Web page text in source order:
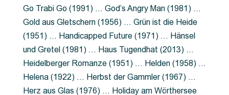
Go Trabi Go (1991) … God’s Angry Man (1981) …
Gold aus Gletschern (1956) … Grün ist die Heide
(1951) … Handicapped Future (1971) … Hänsel
und Gretel (1981) … Haus Tugendhat (2013) …
Heidelberger Romanze (1951) … Helden (1958) …
Helena (1922) … Herbst der Gammler (1967) …
Herz aus Glas (1976) … Holiday am Wörthersee